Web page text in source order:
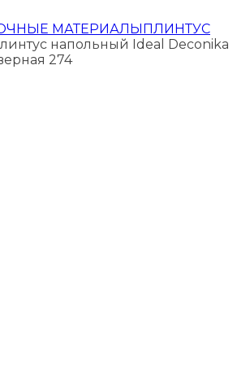
МАТЕРИАЛЫПЛИНТУС
напольный Ideal Deconika
274